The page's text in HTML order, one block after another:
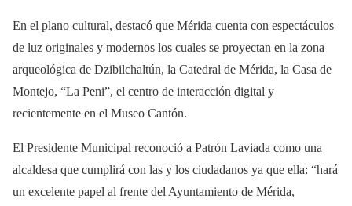
En el plano cultural, destacó que Mérida cuenta con espectáculos
de luz originales y modernos los cuales se proyectan en la zona
arqueológica de Dzibilchaltún, la Catedral de Mérida, la Casa de
Montejo, “La Peni”, el centro de interacción digital y
recientemente en el Museo Cantón.
El Presidente Municipal reconoció a Patrón Laviada como una
alcaldesa que cumplirá con las y los ciudadanos ya que ella: “hará
un excelente papel al frente del Ayuntamiento de Mérida,